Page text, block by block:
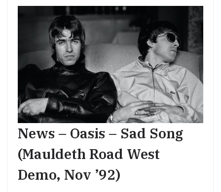
News – Oasis – Sad Song
(Mauldeth Road West
Demo, Nov ’92)